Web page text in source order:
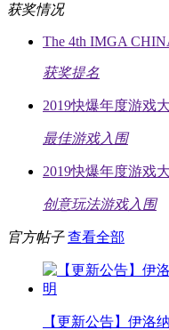
获奖情况
The 4th IMGA
获奖提名
2019快爆年度游戏
最佳游戏入围
2019快爆年度游戏
创意玩法游戏入围
官方帖子 查看全部
【更新公告】伊洛